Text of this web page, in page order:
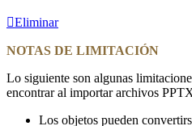
Eliminar
NOTAS DE LIMITACIÓN
Lo siguiente son algunas
encontrar al importar archivos
Los objetos pueden